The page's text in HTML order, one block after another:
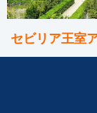
セビリア王室